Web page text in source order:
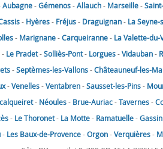
Aubagne-Gémenos-Allauch- Marseille-
- Hyères- Fréjus- Draguignan- La
- Marignane-Carqueiranne- La Valette-du-
- Le Pradet-Solliès-Pont- Lorgues-Vidauban-
-Septèmes-les-Vallons-Châteauneuf-les-
-Venelles-Ventabren-Sausset-les-Pins-
- Néoules- Brue-Auriac-Tavernes-
- Le Thoronet- La Motte- Ramatuelle-Gassin
- Les Baux-de-Provence-Orgon-Verquières-